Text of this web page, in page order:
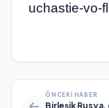
uchastie-vo-
ÖNCEKI HABER
Birleşik Rusya,